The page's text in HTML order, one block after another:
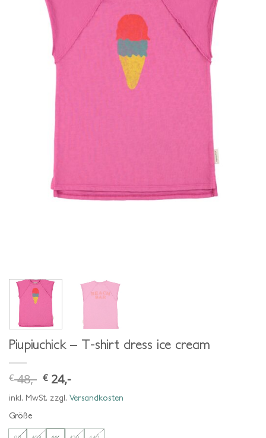
Piupiuchick – T-shirt dress ice cream
€48,- ursprünglicher
preis
war:
€ 48,-
€ 24,-aktueller
ist:
€ 24,-.
inkl. MwSt. zzgl. Versandkosten
Größe